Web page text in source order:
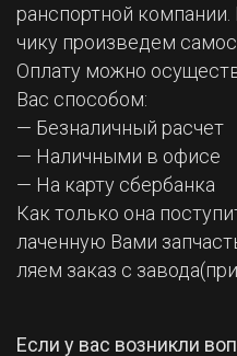
ранспортной
чику произведем
Оплату можно
Вас способом:
— Безналичный расчет
— Наличными в офисе
— На карту сбербанка
Как только она
лаченную Вами
ляем заказ с
Если у вас возникли